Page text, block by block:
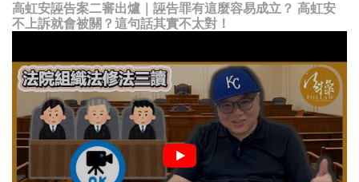
高虹安誣告案二審出爐｜誣告罪有這麼容易成立？ 高虹安
不上訴就會被關？這句話其實不太對！